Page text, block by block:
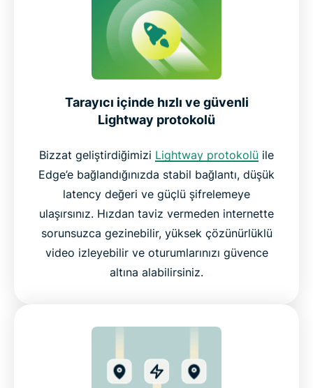
Tarayıcı içinde hızlı ve güvenli
Lightway protokolü
Bizzat geliştirdiğimizi Lightway protokolü ile
Edge’e bağlandığınızda stabil bağlantı, düşük
latency değeri ve güçlü şifrelemeye
ulaşırsınız. Hızdan taviz vermeden internette
sorunsuzca gezinebilir, yüksek çözünürlüklü
video izleyebilir ve oturumlarınızı güvence
altına alabilirsiniz.